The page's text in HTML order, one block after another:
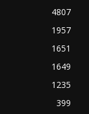
4807
1957
1651
1649
1235
399